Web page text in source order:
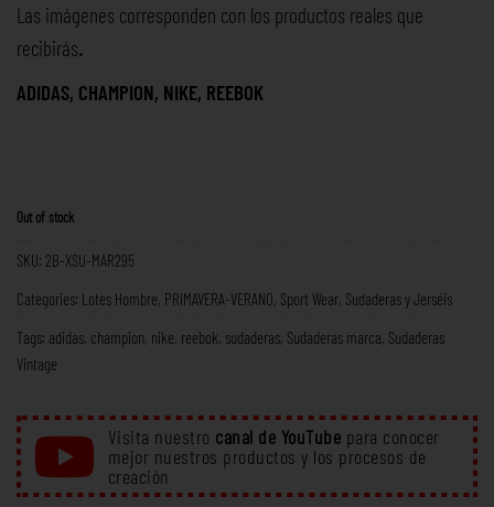
Las imágenes corresponden con los productos reales que
recibirás.
ADIDAS, CHAMPION, NIKE, REEBOK
Out of stock
SKU: 2B-XSU-MAR295
Categories: Lotes Hombre PRIMAVERA-VERANO Sport Wear Sudaderas y Jerséis
Tags: adidas champion nike reebok sudaderas Sudaderas marca Sudaderas
Vintage
Visita nuestro canal de YouTube para conocer
mejor nuestros productos y los procesos de
creación